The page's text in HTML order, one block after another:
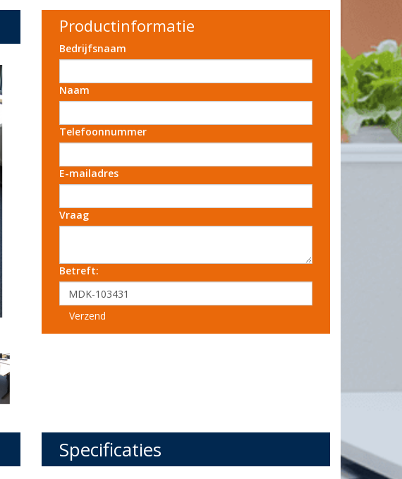
Productinformatie
Bedrijfsnaam
Naam
Telefoonnummer
E-mailadres
Vraag
Betreft:
Verzend
Specificaties